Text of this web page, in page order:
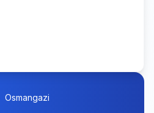
Osmangazi